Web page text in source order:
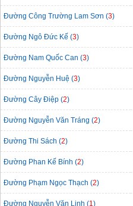
Đường Công Trường Lam Sơn (3)
Đường Ngô Đức Kế (3)
Đường Nam Quốc Can (3)
Đường Nguyễn Huệ (3)
Đường Cây Điệp (2)
Đường Nguyễn Văn Tráng (2)
Đường Thi Sách (2)
Đường Phan Kế Bính (2)
Đường Phạm Ngọc Thạch (2)
Đường Nguyễn Văn Linh (1)